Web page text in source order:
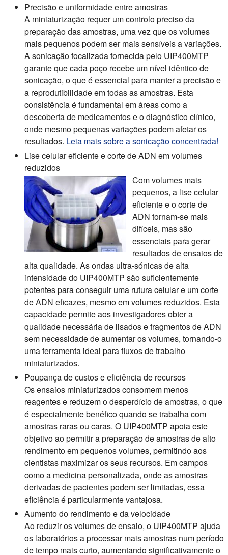
Precisão e uniformidade entre amostras
A miniaturização requer um controlo preciso da
preparação das amostras, uma vez que os volumes
mais pequenos podem ser mais sensíveis a variações.
A sonicação focalizada fornecida pelo UIP400MTP
garante que cada poço recebe um nível idêntico de
sonicação, o que é essencial para manter a precisão e
a reprodutibilidade em todas as amostras. Esta
consistência é fundamental em áreas como a
descoberta de medicamentos e o diagnóstico clínico,
onde mesmo pequenas variações podem afetar os
resultados. Leia mais sobre a sonicação concentrada!
Lise celular eficiente e corte de ADN em volumes
reduzidos
Com volumes mais
pequenos, a lise celular
eficiente e o corte de
ADN tornam-se mais
difíceis, mas são
essenciais para gerar
resultados de ensaios de
alta qualidade. As ondas ultra-sónicas de alta
intensidade do UIP400MTP são suficientemente
potentes para conseguir uma rutura celular e um corte
de ADN eficazes, mesmo em volumes reduzidos. Esta
capacidade permite aos investigadores obter a
qualidade necessária de lisados e fragmentos de ADN
sem necessidade de aumentar os volumes, tornando-o
uma ferramenta ideal para fluxos de trabalho
miniaturizados.
Poupança de custos e eficiência de recursos
Os ensaios miniaturizados consomem menos
reagentes e reduzem o desperdício de amostras, o que
é especialmente benéfico quando se trabalha com
amostras raras ou caras. O UIP400MTP apoia este
objetivo ao permitir a preparação de amostras de alto
rendimento em pequenos volumes, permitindo aos
cientistas maximizar os seus recursos. Em campos
como a medicina personalizada, onde as amostras
derivadas de pacientes podem ser limitadas, essa
eficiência é particularmente vantajosa.
Aumento do rendimento e da velocidade
Ao reduzir os volumes de ensaio, o UIP400MTP ajuda
os laboratórios a processar mais amostras num período
de tempo mais curto, aumentando significativamente o